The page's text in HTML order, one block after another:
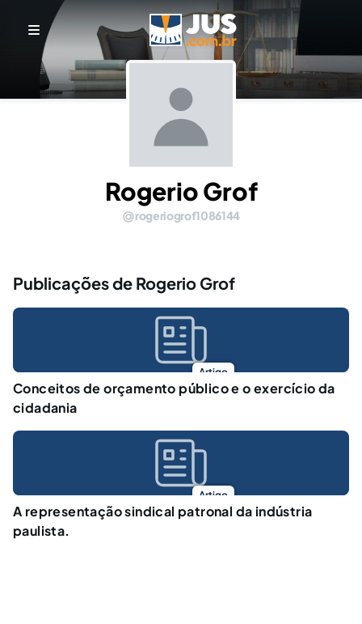
Rogerio Grof
rogeriogrof1086144
Publicações de Rogerio Grof
Artigo
Conceitos de orçamento público e o exercício da
cidadania
Artigo
A representação sindical patronal da indústria
paulista.